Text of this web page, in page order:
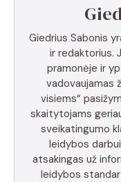
Giedrius Sabonis
ir redaktorius.
pramonėje ir
vadovaujamas
visiems“
skaitytojams
sveikatingumo
leidybos
atsakingas už
leidybos